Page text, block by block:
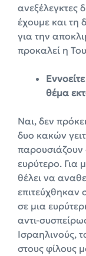
ανεξέλεγκτες
έχουμε και τη
για την
προκαλεί η
θέμα
Ναι, δεν
δυο κακών
παρουσιάζουν
ευρύτερο. Για
θέλει να
επιτεύχθηκαν
σε μια
αντι-
Ισραηλινούς,
στους φίλους